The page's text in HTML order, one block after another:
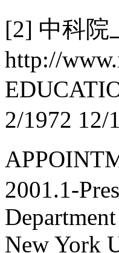
[2] 中科院
http://
2/1972 12/
2001.1-
New York